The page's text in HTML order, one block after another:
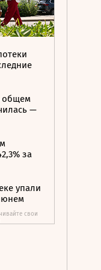
общем
—
за
упали
свои